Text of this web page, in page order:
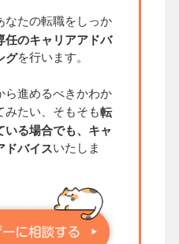
なたの転職をしっか
任のキャリアアドバ
グを行います。
ら進めるべきかわか
みたい、そもそも転
いる場合でも、キャ
ドバイスいたしま